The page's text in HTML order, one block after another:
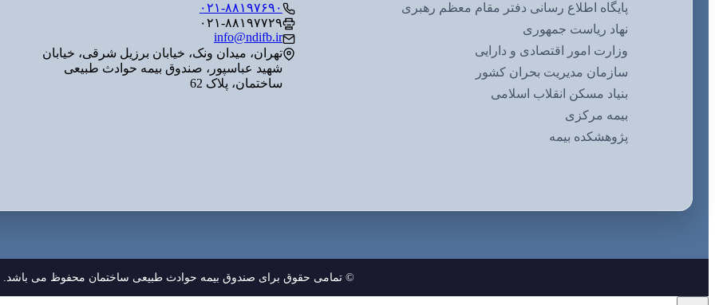
پایگاه اطلاع رسانی دفتر مقام معظم رهبری
نهاد ریاست جمهوری
وزارت امور اقتصادی و دارایی
سازمان مدیریت بحران کشور
بنیاد مسکن انقلاب اسلامی
بیمه مرکزی
پژوهشکده بیمه
۰۲۱-۸۸۱۹۷۶۹۰
۰۲۱-۸۸۱۹۷۷۲۹
info@ndifb.ir
تهران، میدان ونک، خیابان برزیل شرقی، خیابان
شهید عباسپور، صندوق بیمه حوادث طبیعی
ساختمان، پلاک 62
© تمامی حقوق برای صندوق بیمه حوادث طبیعی ساختمان محفوظ می باشد.